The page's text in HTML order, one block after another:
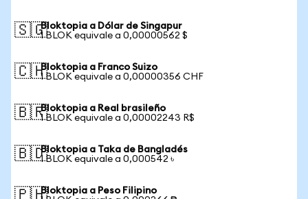
🇸🇬Bloktopia a Dólar de Singapur
1 BLOK equivale a 0,00000562 $
🇨🇭Bloktopia a Franco Suizo
1 BLOK equivale a 0,00000356 CHF
🇧🇷Bloktopia a Real brasileño
1 BLOK equivale a 0,00002243 R$
🇧🇩Bloktopia a Taka de Bangladés
1 BLOK equivale a 0,000542 ৳
🇵🇭Bloktopia a Peso Filipino